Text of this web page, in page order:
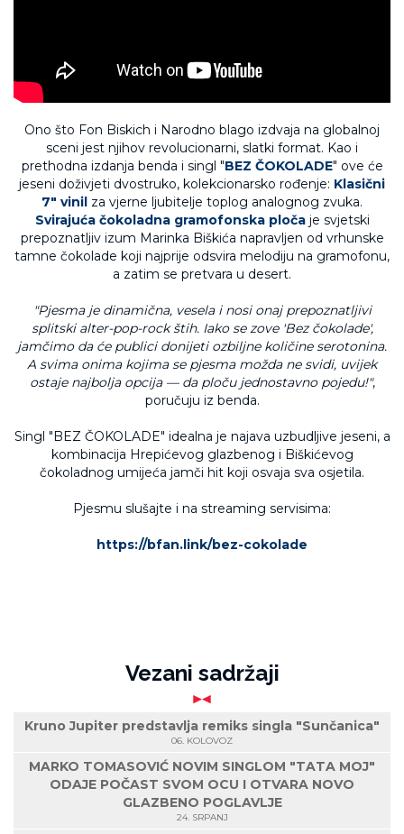
Ono što Fon Biskich i Narodno blago izdvaja na globalnoj
sceni jest njihov revolucionarni, slatki format. Kao i
prethodna izdanja benda i singl "BEZ ČOKOLADE" ove će
jeseni doživjeti dvostruko, kolekcionarsko rođenje: Klasični
7" vinil za vjerne ljubitelje toplog analognog zvuka.
Svirajuća čokoladna gramofonska ploča je svjetski
prepoznatljiv izum Marinka Biškića napravljen od vrhunske
tamne čokolade koji najprije odsvira melodiju na gramofonu,
a zatim se pretvara u desert.
"Pjesma je dinamična, vesela i nosi onaj prepoznatljivi
splitski alter-pop-rock štih. Iako se zove 'Bez čokolade',
jamčimo da će publici donijeti ozbiljne količine serotonina.
A svima onima kojima se pjesma možda ne svidi, uvijek
ostaje najbolja opcija — da ploču jednostavno pojedu!",
poručuju iz benda.
Singl "BEZ ČOKOLADE" idealna je najava uzbudljive jeseni, a
kombinacija Hrepićevog glazbenog i Biškićevog
čokoladnog umijeća jamči hit koji osvaja sva osjetila.
Pjesmu slušajte i na streaming servisima:
https://bfan.link/bez-cokolade
Vezani sadržaji
Kruno Jupiter predstavlja remiks singla "Sunčanica"
06. KOLOVOZ
MARKO TOMASOVIĆ NOVIM SINGLOM "TATA MOJ"
ODAJE POČAST SVOM OCU I OTVARA NOVO
GLAZBENO POGLAVLJE
24. SRPANJ